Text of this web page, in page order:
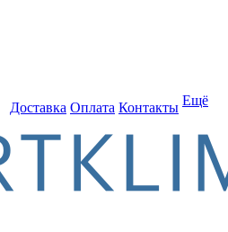
Доставка Оплата Контакты Ещё